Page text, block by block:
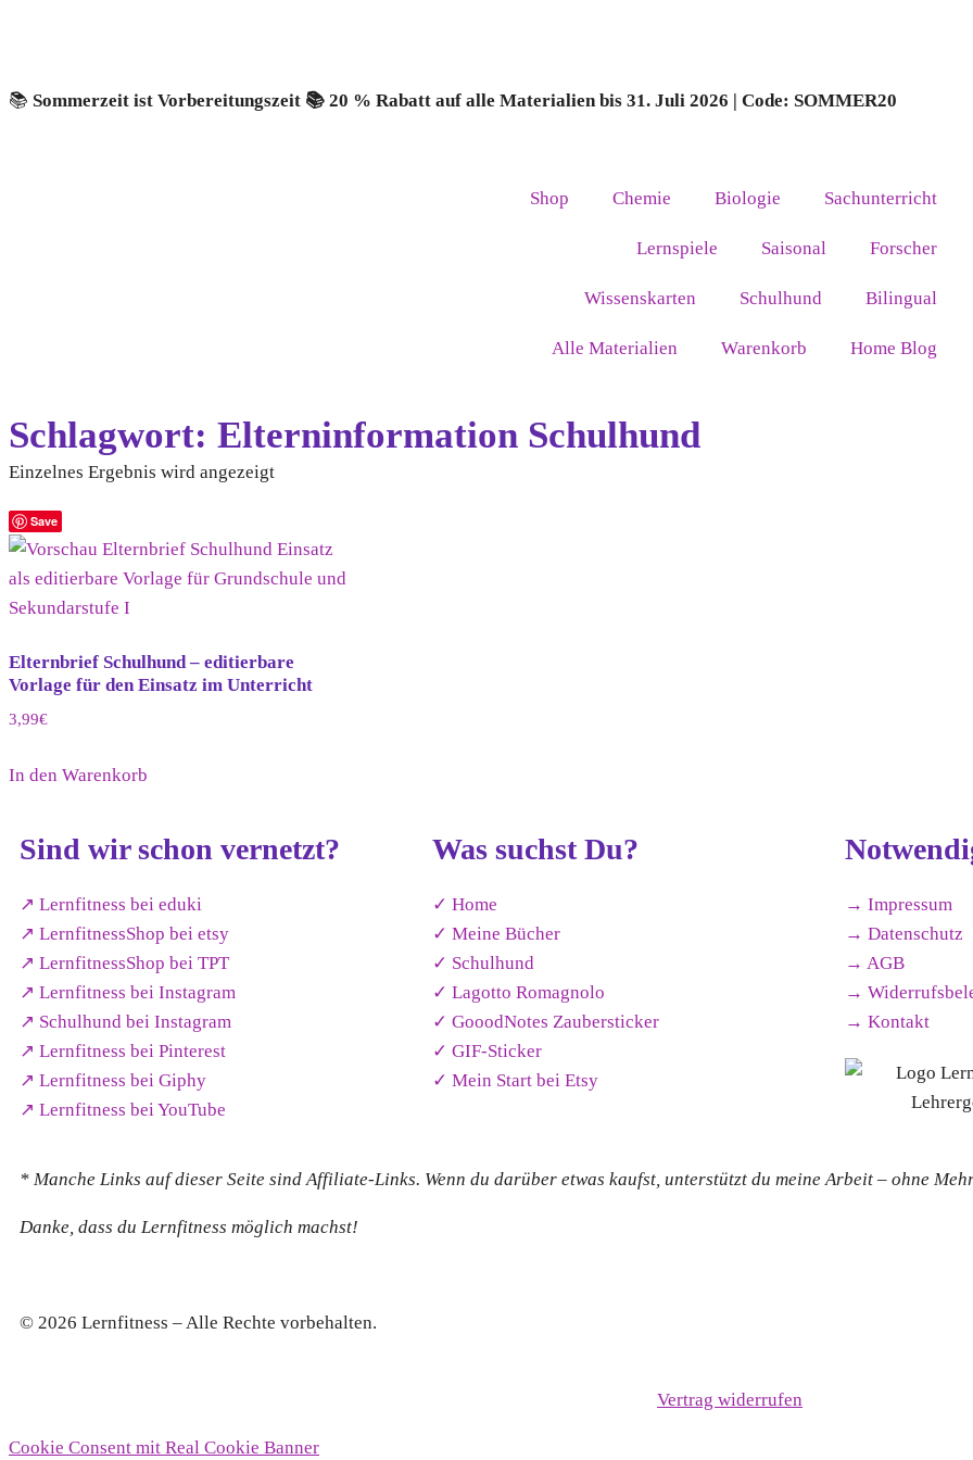
📚 Sommerzeit ist Vorbereitungszeit 📚 20 % Rabatt auf alle Materialien bis 31. Juli 2026 | Code: SOMMER20
Shop Chemie Biologie Sachunterricht
Lernspiele Saisonal Forscher
Wissenskarten Schulhund Bilingual
Alle Materialien Warenkorb Home Blog
Schlagwort: Elterninformation Schulhund
Einzelnes Ergebnis wird angezeigt
Save
Elternbrief Schulhund – editierbare
Vorlage für den Einsatz im Unterricht
3,99€
In den Warenkorb
Sind wir schon vernetzt?
↗︎ Lernfitness bei eduki
↗︎ LernfitnessShop bei etsy
↗︎ LernfitnessShop bei TPT
↗︎ Lernfitness bei Instagram
↗︎ Schulhund bei Instagram
↗︎ Lernfitness bei Pinterest
↗︎ Lernfitness bei Giphy
↗︎ Lernfitness bei YouTube
Was suchst Du?
✓ Home
✓ Meine Bücher
✓ Schulhund
✓ Lagotto Romagnolo
✓ GooodNotes Zaubersticker
✓ GIF-Sticker
✓ Mein Start bei Etsy
→ Impressum
→ Datenschutz
→ AGB
→
→ Kontakt
* Manche Links auf dieser Seite sind Affiliate-Links. Wenn du darüber etwas kaufst, unterstützt du meine Arbeit – ohne
Danke, dass du Lernfitness möglich machst!
© 2026 Lernfitness – Alle Rechte vorbehalten.
Vertrag widerrufen
Cookie Consent mit Real Cookie Banner